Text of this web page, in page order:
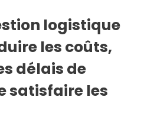
logistique
les coûts,
délais de
satisfaire les